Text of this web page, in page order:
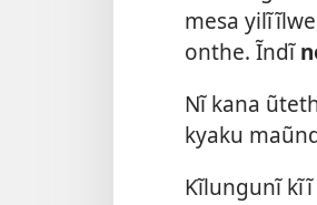
mesa
onthe. Ĩndĩ
Nĩ kana
kyaku
Kĩlungunĩ kĩĩ